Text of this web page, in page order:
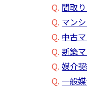
Q. 間取
Q. マン
Q. 中古
Q. 新築
Q. 媒介
Q. 一般